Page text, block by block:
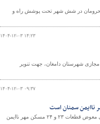
زمین برای ساخت مسکن محرومان در شش شهر تحت پوشش راه و
۱۴۰۴-۱۲-۰۳ ۱۴:۲۳
مجازی شهرستان دامغان، جهت تنویر
۱۴۰۴-۱۲-۰۳ ۰۹:۳۷
ناایمن سمنان است
اداره کل راه و شهرسازی استان سمنان در اطلاعیه ای اعلام کرد: مالکان فاز اول واحدهای معوض قطعات ۲۳ و ۲۴ مسکن مهر ناایمن